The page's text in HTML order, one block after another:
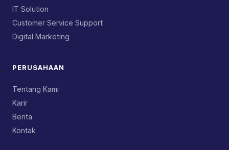
IT Solution
Customer Service Support
Digital Marketing
PERUSAHAAN
Tentang Kami
Karir
Berita
Kontak